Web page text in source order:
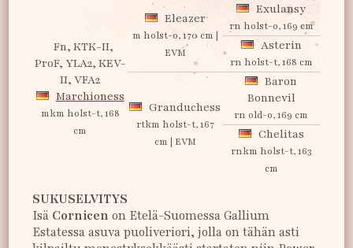
Fn, KTK-II,
ProF, YLA2, KEV-
II, VFA2
Marchioness
mkm holst-t, 168
cm
Eleazer
m holst-o, 170 cm |
EVM
Exulansy
rn holst-o, 169 cm
Asterin
rn holst-t, 168 cm
Granduchess
rtkm holst-t, 167
cm | EVM
Baron
Bonnevil
rn old-o, 169 cm
Chelitas
rnkm holst-t, 163
cm
SUKUSELVITYS
Isä Cornicen on Etelä-Suomessa Gallium
Estatessa asuva puoliveriori, jolla on tähän asti